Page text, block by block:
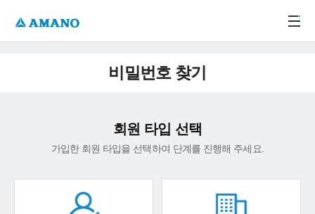
비밀번호 찾기
회원 타입 선택
가입한 회원 타입을 선택하여 단계를 진행해 주세요.